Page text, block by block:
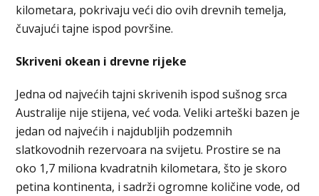
kilometara, pokrivaju veći dio ovih drevnih temelja,
čuvajući tajne ispod površine.
Skriveni okean i drevne rijeke
Jedna od najvećih tajni skrivenih ispod sušnog srca
Australije nije stijena, već voda. Veliki arteški bazen je
jedan od najvećih i najdubljih podzemnih
slatkovodnih rezervoara na svijetu. Prostire se na
oko 1,7 miliona kvadratnih kilometara, što je skoro
petina kontinenta, i sadrži ogromne količine vode, od